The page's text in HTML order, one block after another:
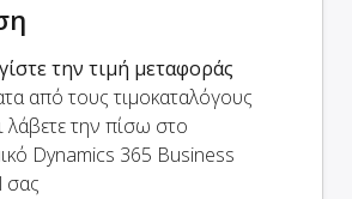
την τιμή μεταφοράς
από τους τιμοκαταλόγους
λάβετε την πίσω στο
Dynamics 365 Business
σας